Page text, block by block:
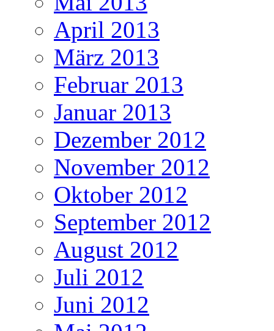
April 2013
März 2013
Februar 2013
Januar 2013
Dezember 2012
November 2012
Oktober 2012
September 2012
August 2012
Juli 2012
Juni 2012